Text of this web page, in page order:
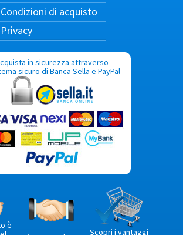
Condizioni di acquisto
Privacy
in sicurezza attraverso
sicuro di Banca Sella e PayPal
è
Scopri i vantaggi